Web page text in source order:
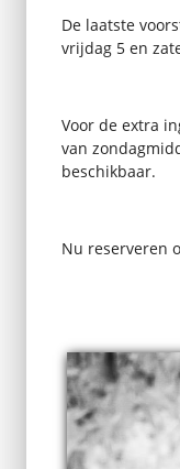
De laatste
vrijdag 5 en
Voor de extra
van
beschikbaar.
Nu reserveren